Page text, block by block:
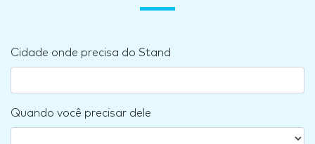
Cidade onde precisa do Stand
Quando você precisar dele